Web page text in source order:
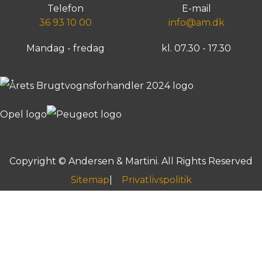
Telefon
36 93 10 00
E-mail
info@am.dk
Mandag - fredag kl. 07.30 - 17.30
Copyright © Andersen & Martini. All Rights Reserved
Sitemap
Privatlivspolitik